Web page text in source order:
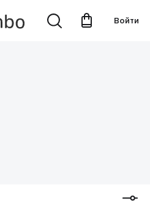
Войти